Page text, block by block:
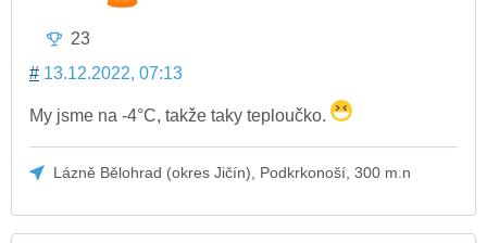
23
# 13.12.2022, 07:13
My jsme na -4°C, takže taky teploučko.
Lázně Bělohrad (okres Jičín), Podkrkonoší, 300 m.n